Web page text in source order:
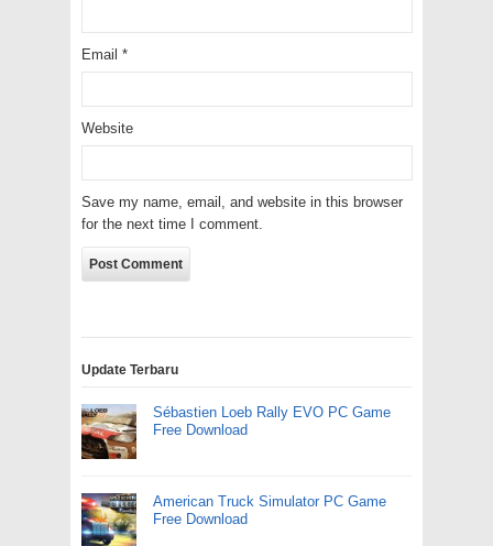
Email *
Website
Save my name, email, and website in this browser
for the next time I comment.
Update Terbaru
Sébastien Loeb Rally EVO PC Game
Free Download
American Truck Simulator PC Game
Free Download